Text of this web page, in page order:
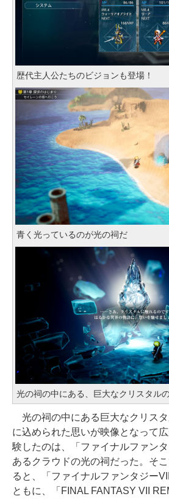
歴代主人公たちのビジョンも登場！
青く光っているのが光の祠だ
光の祠の中にある、巨大なクリスタル
光の祠の中にある巨大なクリスタ
に込められた思いが映像となって
験したのは、「ファイナルファン
あるクラウドの光の祠だった。そ
ると、「ファイナルファンタジー
ともに、「FINAL FANTASY VII